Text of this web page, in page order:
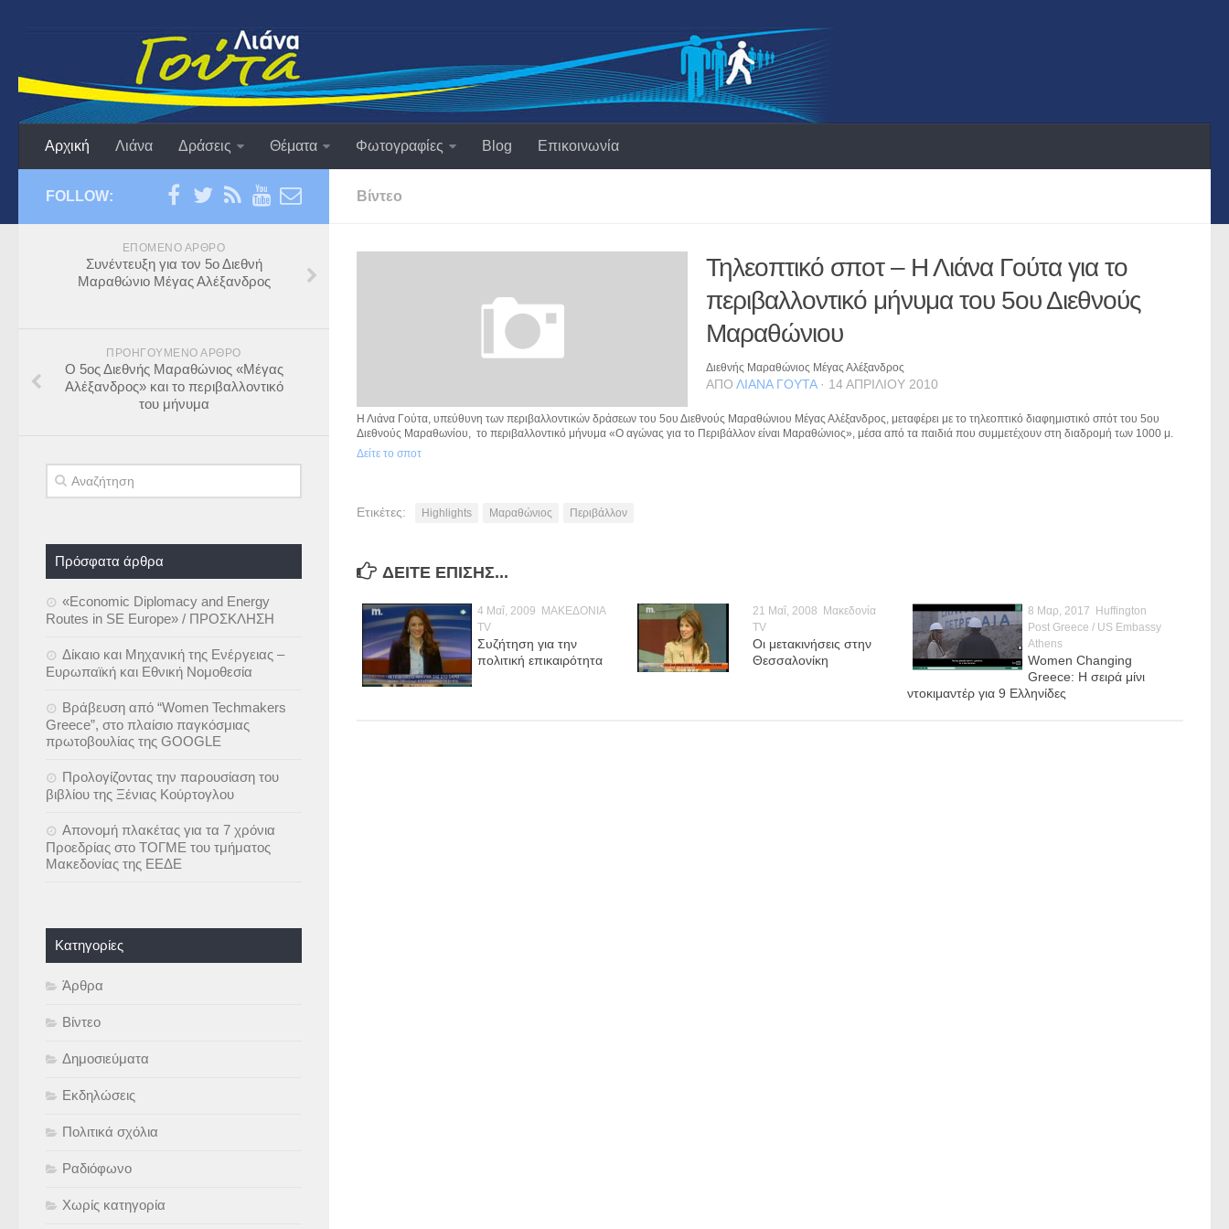
Αρχική Λιάνα Δράσεις Θέματα Φωτογραφίες Blog Επικοινωνία
Βίντεο
Τηλεοπτικό σποτ – Η Λιάνα Γούτα για το
περιβαλλοντικό μήνυμα του 5oυ Διεθνούς
Μαραθώνιου
Διεθνής Μαραθώνιος Μέγας Αλέξανδρος
ΑΠΌ ΛΙΆΝΑ ΓΟΎΤΑ· 14 ΑΠΡΙΛΊΟΥ 2010
Η Λιάνα Γούτα, υπεύθυνη των περιβαλλοντικών δράσεων του 5ου Διεθνούς Μαραθώνιου Μέγας Αλέξανδρος, μεταφέρει με το τηλεοπτικό διαφημιστικό σπότ του 5ου
Διεθνούς Μαραθωνίου, το περιβαλλοντικό μήνυμα «Ο αγώνας για το Περιβάλλον είναι Μαραθώνιος», μέσα από τα παιδιά που συμμετέχουν στη διαδρομή των 1000 μ.
Δείτε το σποτ
Ετικέτες: Highlights Μαραθώνιος Περιβάλλον
ΔΕΊΤΕ ΕΠΊΣΗΣ...
4 Μαΐ, 2009
ΜΑΚΕΔΟΝΙΑ
TV
Συζήτηση για την
πολιτική επικαιρότητα
21 Μαΐ, 2008
Μακεδονία
TV
Οι μετακινήσεις στην
Θεσσαλονίκη
8 Μαρ, 2017
Huffington
Post Greece / US Embassy
Athens
Women Changing
Greece: Η σειρά μίνι
ντοκιμαντέρ για 9 Ελληνίδες
FOLLOW:
ΕΠΌΜΕΝΟ ΆΡΘΡΟ
Συνέντευξη για τον 5ο Διεθνή
Μαραθώνιο Μέγας Αλέξανδρος
ΠΡΟΗΓΟΎΜΕΝΟ ΆΡΘΡΟ
Ο 5ος Διεθνής Μαραθώνιος «Μέγας
Αλέξανδρος» και το περιβαλλοντικό
του μήνυμα
Πρόσφατα άρθρα
«Economic Diplomacy and Energy
Routes in SE Europe» / ΠΡΟΣΚΛΗΣΗ
Δίκαιο και Μηχανική της Ενέργειας –
Ευρωπαϊκή και Εθνική Νομοθεσία
Βράβευση από “Women Techmakers
Greece”, στο πλαίσιο παγκόσμιας
πρωτοβουλίας της GOOGLE
Προλογίζοντας την παρουσίαση του
βιβλίου της Ξένιας Κούρτογλου
Απονομή πλακέτας για τα 7 χρόνια
Προεδρίας στο ΤΟΓΜΕ του τμήματος
Μακεδονίας της ΕΕΔΕ
Kατηγορίες
Άρθρα
Βίντεο
Δημοσιεύματα
Εκδηλώσεις
Πολιτικά σχόλια
Ραδιόφωνο
Χωρίς κατηγορία